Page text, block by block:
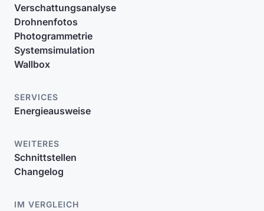
Verschattungsanalyse
Drohnenfotos
Photogrammetrie
Systemsimulation
Wallbox
SERVICES
Energieausweise
WEITERES
Schnittstellen
Changelog
IM VERGLEICH